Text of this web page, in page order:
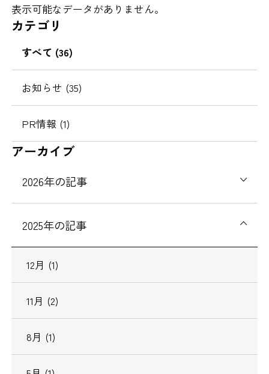
表示可能なデータがありません。
カテゴリ
すべて (36)
お知らせ (35)
PR情報 (1)
アーカイブ
2026年の記事
2025年の記事
12月 (1)
11月 (2)
8月 (1)